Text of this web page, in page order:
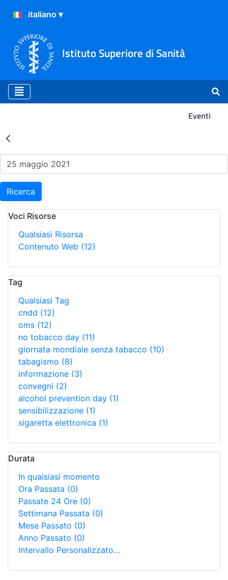
Istituto Superiore di Sanità
Eventi
Risultati della Ricerca -
Ricerca
Voci Risorse
Qualsiasi Risorsa
Contenuto Web (12)
Tag
Qualsiasi Tag
cndd (12)
oms (12)
no tobacco day (11)
giornata mondiale senza tabacco (10)
tabagismo (8)
informazione (3)
convegni (2)
alcohol prevention day (1)
sensibilizzazione (1)
sigaretta elettronica (1)
Durata
In qualsiasi momento
Ora Passata (0)
Passate 24 Ore (0)
Settimana Passata (0)
Mese Passato (0)
Anno Passato (0)
Intervallo Personalizzato…